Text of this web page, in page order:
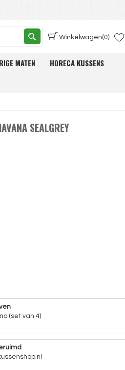
Winkelwagen(0)
MATEN
HORECA KUSSENS
SEALGREY
(set van 4)